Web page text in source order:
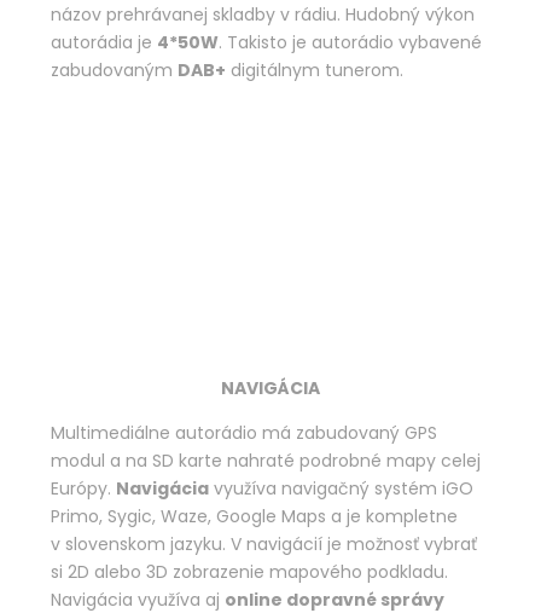
názov prehrávanej skladby v rádiu. Hudobný výkon
autorádia je 4*50W. Takisto je autorádio vybavené
zabudovaným DAB+ digitálnym tunerom.
NAVIGÁCIA
Multimediálne autorádio má zabudovaný GPS
modul a na SD karte nahraté podrobné mapy celej
Európy. Navigácia využíva navigačný systém iGO
Primo, Sygic, Waze, Google Maps a je kompletne
v slovenskom jazyku. V navigácií je možnosť vybrať
si 2D alebo 3D zobrazenie mapového podkladu.
Navigácia využíva aj online dopravné správy